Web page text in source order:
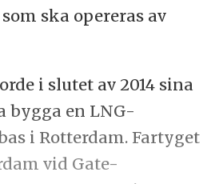
ska opereras av
i slutet av 2014 sina
bygga en LNG-
i Rotterdam. Fartyget
vid Gate-